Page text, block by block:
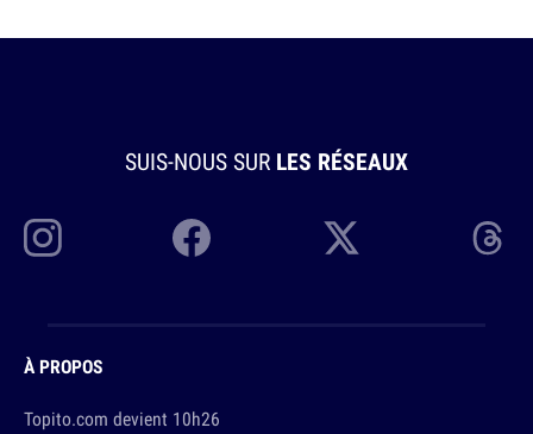
SUIS-NOUS SUR LES RÉSEAUX
À PROPOS
Topito.com devient 10h26